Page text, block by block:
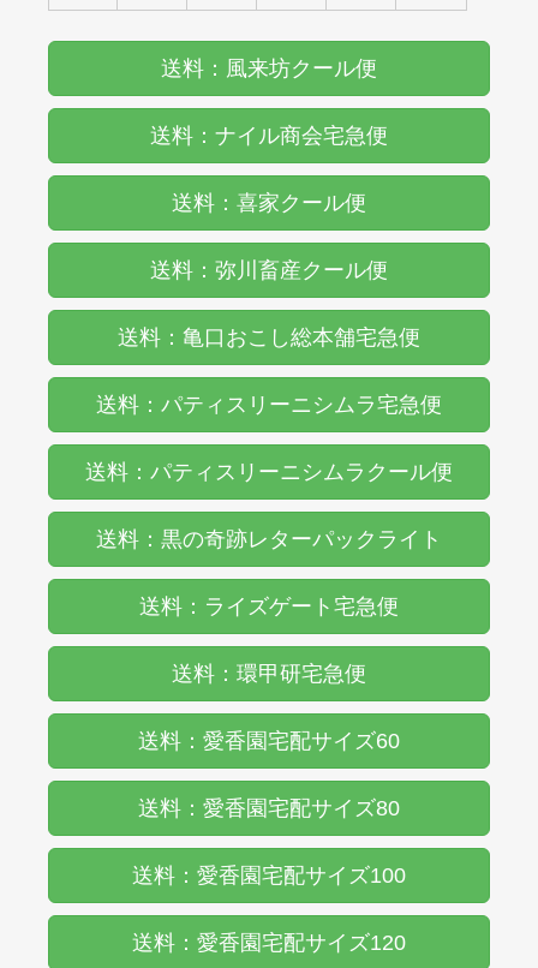
送料：風来坊クール便
送料：ナイル商会宅急便
送料：喜家クール便
送料：弥川畜産クール便
送料：亀口おこし総本舗宅急便
送料：パティスリーニシムラ宅急便
送料：パティスリーニシムラクール便
送料：黒の奇跡レターパックライト
送料：ライズゲート宅急便
送料：環甲研宅急便
送料：愛香園宅配サイズ60
送料：愛香園宅配サイズ80
送料：愛香園宅配サイズ100
送料：愛香園宅配サイズ120